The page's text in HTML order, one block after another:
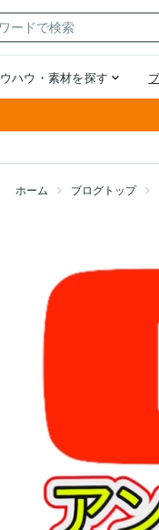
ホーム ブログトップ